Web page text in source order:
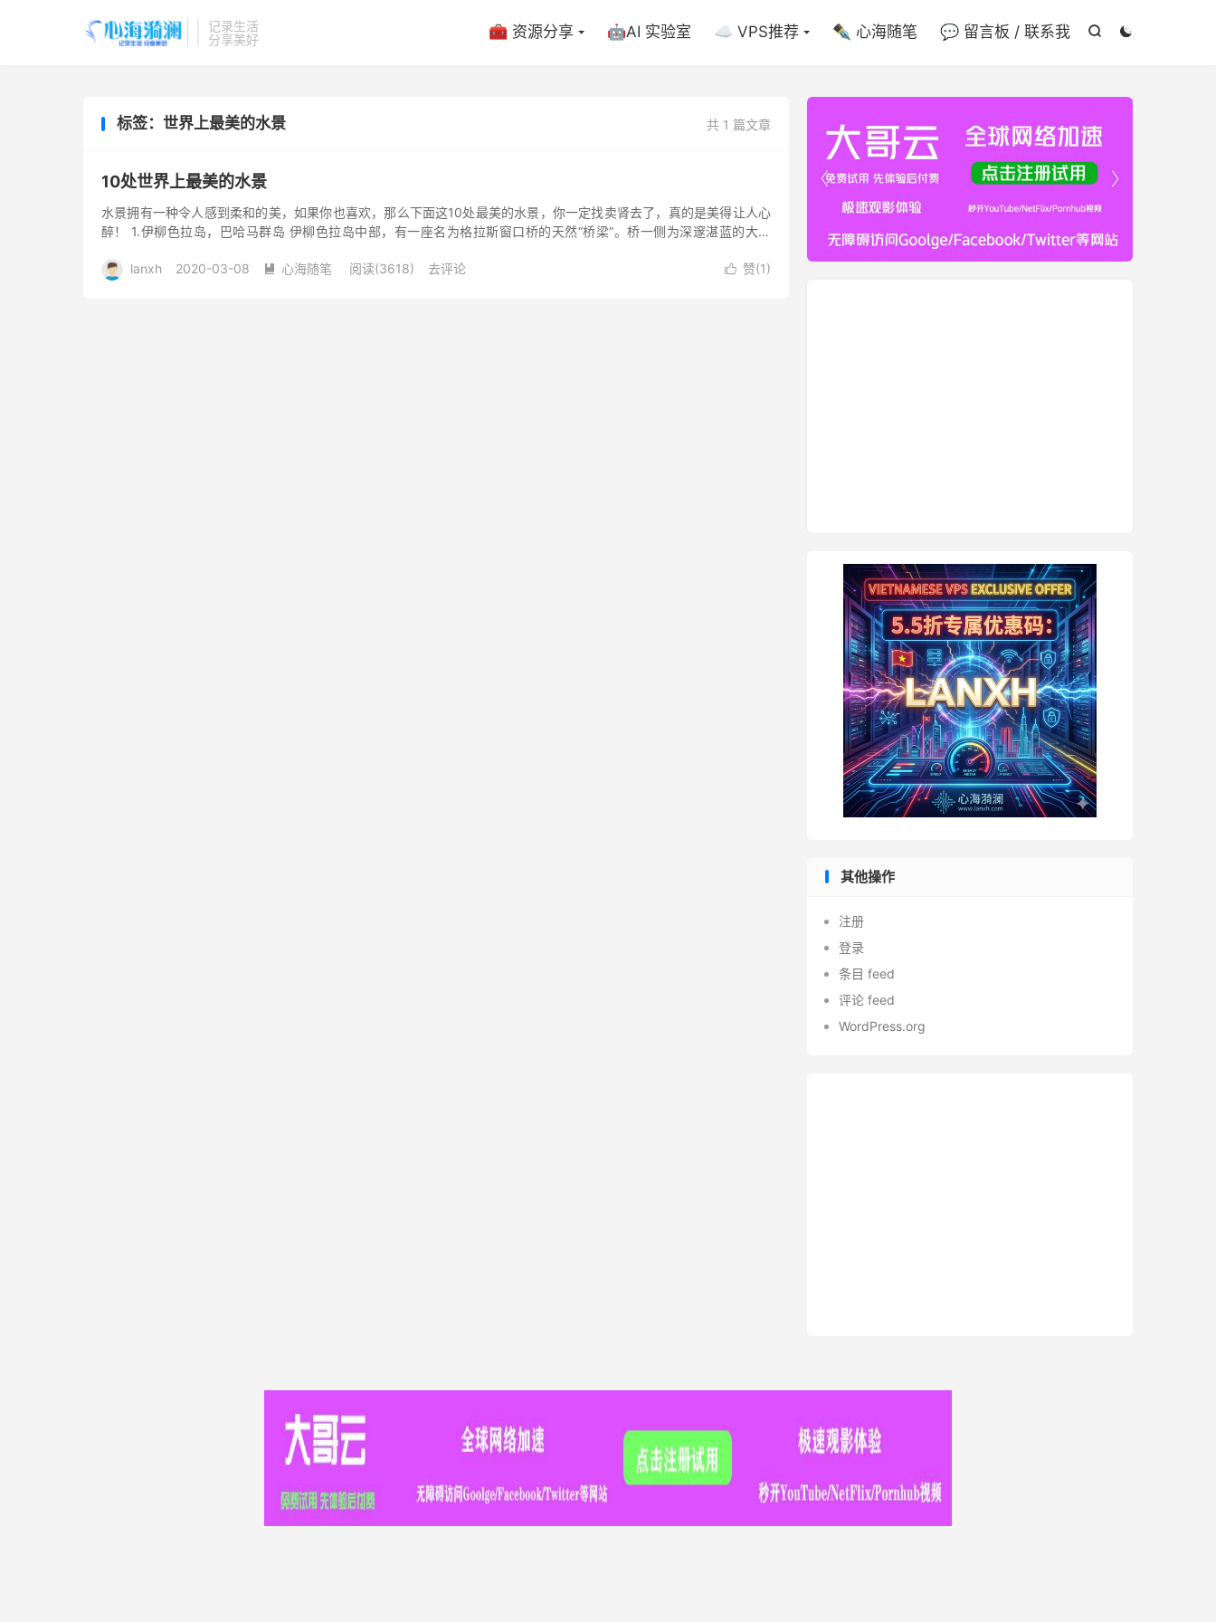
记录生活
分享美好


🧰 资源分享 🤖AI 实验室 ☁️ VPS推荐 ✒️ 心海随笔 💬 留言板 / 联系我
共 1 篇文章
标签：世界上最美的水景
10处世界上最美的水景
水景拥有一种令人感到柔和的美，如果你也喜欢，那么下面这10处最美的水景，你一定找卖肾去了，真的是美得让人心
醉！ 1.伊柳色拉岛，巴哈马群岛 伊柳色拉岛中部，有一座名为格拉斯窗口桥的天然“桥梁”。桥一侧为深邃湛蓝的大西
 赞(1)
lanxh 2020-03-08  心海随笔 阅读(3618) 去评论


其他操作
注册
登录
条目 feed
评论 feed
WordPress.org